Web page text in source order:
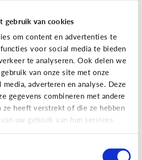
gebruik van cookies
om content en advertenties te
voor social media te bieden
te analyseren. Ook delen we
van onze site met onze
adverteren en analyse. Deze
gegevens combineren met andere
ze heeft verstrekt of die ze hebben
uw gebruik van hun services.
zo boost je de
je kind